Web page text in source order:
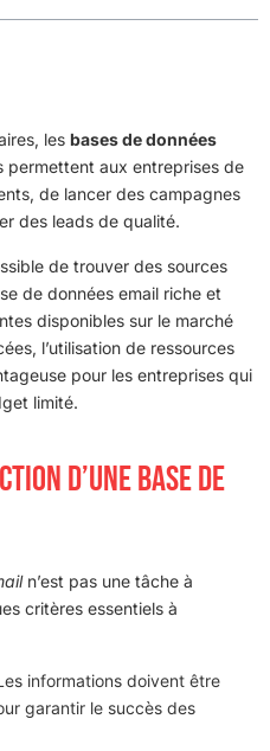
les bases de données
permettent aux entreprises de
de lancer des campagnes
des leads de qualité.
de trouver des sources
de données email riche et
disponibles sur le marché
l’utilisation de ressources
pour les entreprises qui
limité.
D’UNE BASE DE
n’est pas une tâche à
critères essentiels à
informations doivent être
garantir le succès des